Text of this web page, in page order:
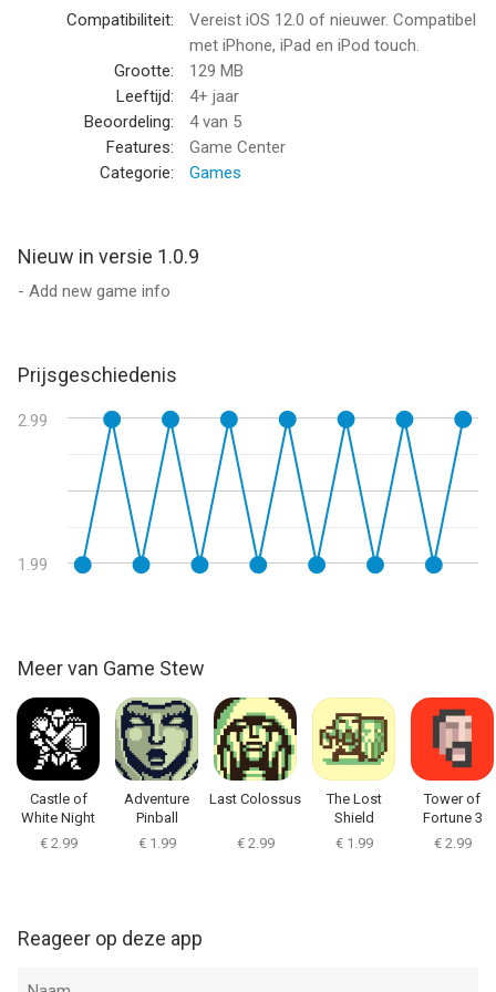
Compatibiliteit:
Vereist iOS 12.0 of nieuwer. Compatibel
met iPhone, iPad en iPod touch.
Grootte:
129 MB
Leeftijd:
4+ jaar
Beoordeling:
4van 5
Features:
Game Center
Categorie:
Games
Nieuw in versie 1.0.9
- Add new game info
Prijsgeschiedenis
2.99
1.99
Meer van Game Stew
Castle of
White Night
€ 2.99
Adventure
Pinball
€ 1.99
Last Colossus
€ 2.99
The Lost
Shield
€ 1.99
Tower of
Fortune 3
€ 2.99
Reageer op deze app